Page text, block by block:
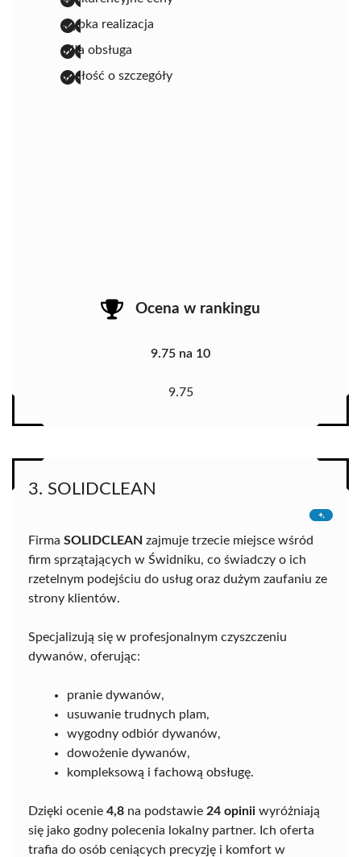
szybka realizacja
miła obsługa
dbałość o szczegóły
Ocena w rankingu
9.75 na 10
9.75
3. SOLIDCLEAN
Firma SOLIDCLEAN zajmuje trzecie miejsce wśród
firm sprzątających w Świdniku, co świadczy o ich
rzetelnym podejściu do usług oraz dużym zaufaniu ze
strony klientów.
Specjalizują się w profesjonalnym czyszczeniu
dywanów, oferując:
pranie dywanów,
usuwanie trudnych plam,
wygodny odbiór dywanów,
dowożenie dywanów,
kompleksową i fachową obsługę.
Dzięki ocenie 4,8 na podstawie 24 opinii wyróżniają
się jako godny polecenia lokalny partner. Ich oferta
trafia do osób ceniących precyzję i komfort w